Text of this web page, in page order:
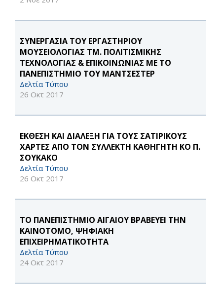
ΣΥΝΕΡΓΑΣΙΑ ΤΟΥ ΕΡΓΑΣΤΗΡΙΟΥ
ΜΟΥΣΕΙΟΛΟΓΙΑΣ ΤΜ. ΠΟΛΙΤΙΣΜΙΚΗΣ
ΤΕΧΝΟΛΟΓΙΑΣ & ΕΠΙΚΟΙΝΩΝΙΑΣ ΜΕ ΤΟ
ΠΑΝΕΠΙΣΤΗΜΙΟ ΤΟΥ ΜΑΝΤΣΕΣΤΕΡ
Δελτία Τύπου
26 Οκτ 2017
ΕΚΘΕΣΗ ΚΑΙ ΔΙΑΛΕΞΗ ΓΙΑ ΤΟΥΣ ΣΑΤΙΡΙΚΟΥΣ
ΧΑΡΤΕΣ ΑΠΟ ΤΟΝ ΣΥΛΛΕΚΤΗ ΚΑΘΗΓΗΤΗ ΚΟ Π.
ΣΟΥΚΑΚΟ
Δελτία Τύπου
26 Οκτ 2017
TO ΠΑΝΕΠΙΣΤΗΜΙΟ ΑΙΓΑΙΟΥ ΒΡΑΒΕΥΕΙ ΤΗΝ
ΚΑΙΝΟΤΟΜΟ, ΨΗΦΙΑΚΗ
ΕΠΙΧΕΙΡΗΜΑΤΙΚΟΤΗΤΑ
Δελτία Τύπου
24 Οκτ 2017